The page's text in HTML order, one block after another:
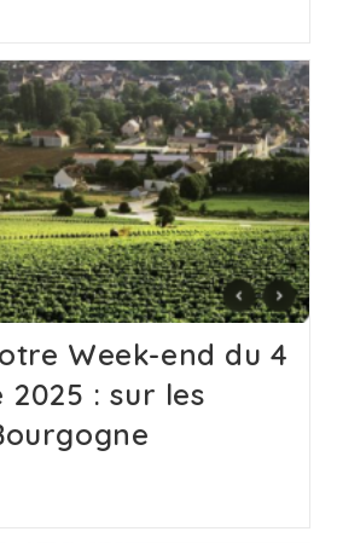
Week-end du 4
2025 : sur les